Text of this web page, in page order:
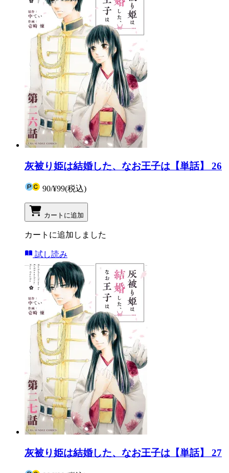
灰被り姫は結婚した、なお王子は【単話】 26
90/¥99(税込)
カートに追加
カートに追加しました
試し読み
灰被り姫は結婚した、なお王子は【単話】 27